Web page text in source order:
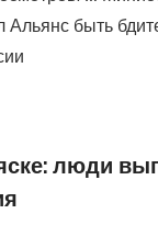
Альянс быть
люди